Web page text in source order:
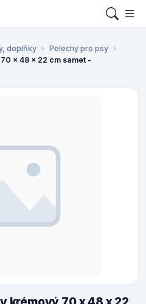
doplňky
Pelechy pro psy
x 48 x 22 cm samet -